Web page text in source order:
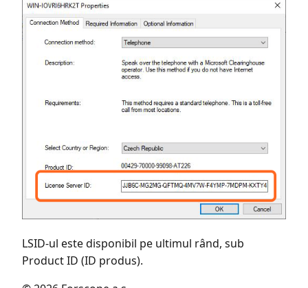
LSID-ul este disponibil pe ultimul rând, sub
Product ID (ID produs).